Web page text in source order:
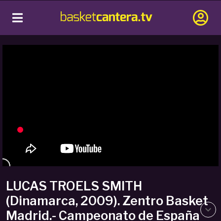
LUCAS TROELS SMITH
(Dinamarca, 2009). Zentro Basket
Madrid.- Campeonato de España